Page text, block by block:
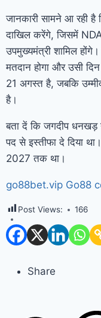
जानकारी सामने आ रही
दाखिल करेंगे, जिसमें
उपमुख्यमंत्री शामिल
मतदान होगा और उसी
21 अगस्त है, जबकि
है।
बता दें कि जगदीप धनखड़
पद से इस्तीफा दे दिया
2027 तक था।
go88bet.vip Go88
Post Views: 166
Share